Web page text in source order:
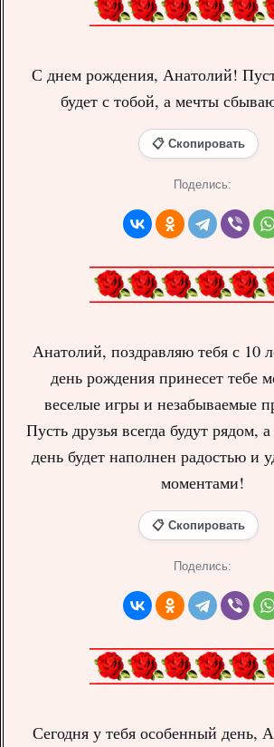
С днем рождения, Анатолий!
будет с тобой, а мечты
📋 Скопировать
Поделись:
Анатолий, поздравляю тебя с 10
день рождения принесет тебе
веселые игры и незабываемые
Пусть друзья всегда будут
день будет наполнен радостью и
моментами!
📋 Скопировать
Поделись:
Сегодня у тебя особенный день,